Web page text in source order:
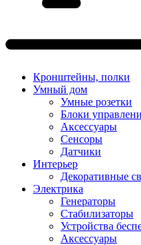
Кронштейны, полки
Умный дом
Умные розетки
Блоки
Аксессуары
Сенсоры
Датчики
Интерьер
Декоративные
Электрика
Генераторы
Стабилизаторы
Устройства
Аксессуары